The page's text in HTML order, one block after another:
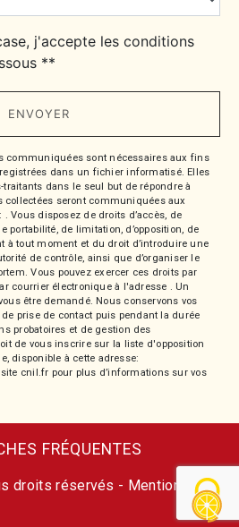
j'accepte les conditions
**
ENVOYER
communiquées sont nécessaires aux fins
dans un fichier informatisé. Elles
dans le seul but de répondre à
collectées seront communiquées aux
Vous disposez de droits d’accès, de
portabilité, de limitation, d’opposition, de
à tout moment et du droit d’introduire une
de contrôle, ainsi que d’organiser le
Vous pouvez exercer ces droits par
courrier électronique à l'adresse . Un
être demandé. Nous conservons vos
prise de contact puis pendant la durée
probatoires et de gestion des
de vous inscrire sur la liste d'opposition
disponible à cette adresse:
cnil.fr pour plus d’informations sur vos
FRÉQUENTES
droits réservés - Mentions